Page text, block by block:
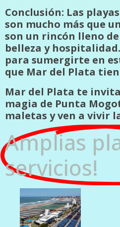
Conclusión: Las
son mucho más que
son un rincón lleno
belleza y
para sumergirte en
que Mar del Plata
Mar del Plata te
magia de Punta
maletas y ven a vivir
Amplias
servicios!